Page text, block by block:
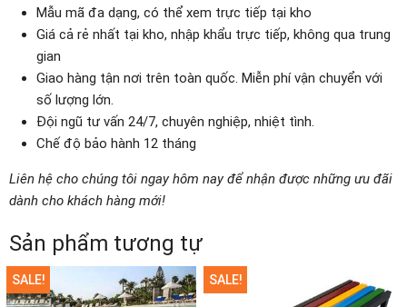
Mẫu mã đa dạng, có thể xem trực tiếp tại kho
Giá cả rẻ nhất tại kho, nhập khẩu trực tiếp, không qua trung
gian
Giao hàng tận nơi trên toàn quốc. Miễn phí vận chuyển với
số lượng lớn.
Đội ngũ tư vấn 24/7, chuyên nghiệp, nhiệt tình.
Chế độ bảo hành 12 tháng
Liên hệ cho chúng tôi ngay hôm nay để nhận được những ưu đãi
dành cho khách hàng mới!
Sản phẩm tương tự
SALE! SALE!